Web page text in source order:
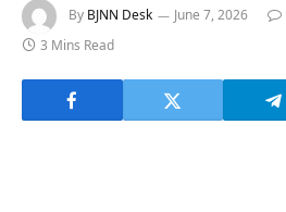
By BJNN Desk June 7, 2026
3 Mins Read